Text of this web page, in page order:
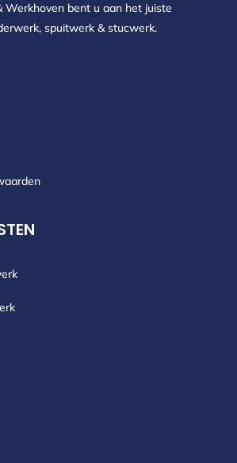
Werkhoven bent u aan het juiste
spuitwerk & stucwerk.